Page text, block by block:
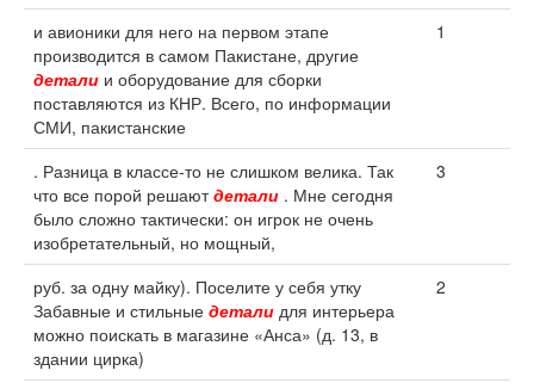
и авионики для него на первом этапе
производится в самом Пакистане, другие
детали и оборудование для сборки
поставляются из КНР. Всего, по информации
СМИ, пакистанские
1
. Разница в классе-то не слишком велика. Так
что все порой решаютдетали . Мне сегодня
было сложно тактически: он игрок не очень
изобретательный, но мощный,
3
руб. за одну майку). Поселите у себя утку
Забавные и стильные детали для интерьера
можно поискать в магазине «Анса» (д. 13, в
здании цирка)
2